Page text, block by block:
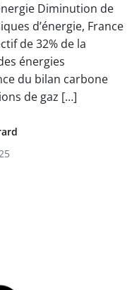
Diminution de
d’énergie, France
de 32% de la
énergies
du bilan carbone
de gaz […]